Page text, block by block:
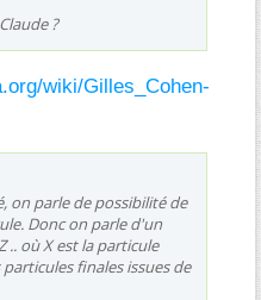
?
wiki/Gilles_Cohen-
on parle de possibilité de
Donc on parle d'un
.. où X est la particule
particules finales issues de